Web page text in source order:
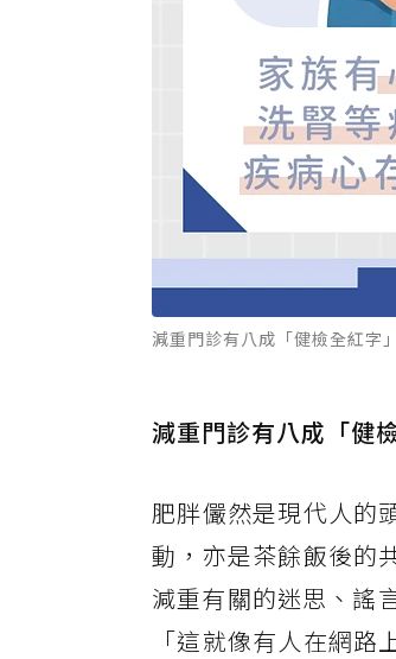
減重門診有八成「健檢全紅字
減重門診有八成「健
肥胖儼然是現代人的
動，亦是茶餘飯後的
減重有關的迷思、謠
「這就像有人在網